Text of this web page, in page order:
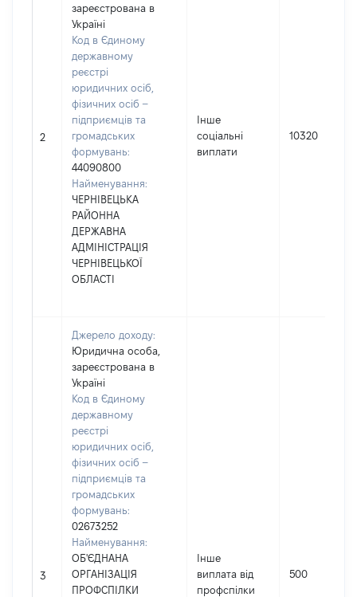
2
зареєстрована в
Україні
Код в Єдиному
державному
реєстрі
юридичних осіб,
фізичних осіб –
підприємців та
громадських
формувань:
44090800
Найменування:
ЧЕРНІВЕЦЬКА
РАЙОННА
ДЕРЖАВНА
АДМІНІСТРАЦІЯ
ЧЕРНІВЕЦЬКОЇ
ОБЛАСТІ
Інше
соціальні
виплати
10320
3
Джерело доходу:
Юридична особа,
зареєстрована в
Україні
Код в Єдиному
державному
реєстрі
юридичних осіб,
фізичних осіб –
підприємців та
громадських
формувань:
02673252
Найменування:
ОБ'ЄДНАНА
ОРГАНІЗАЦІЯ
ПРОФСПІЛКИ
Інше
виплата від
профспілки
500